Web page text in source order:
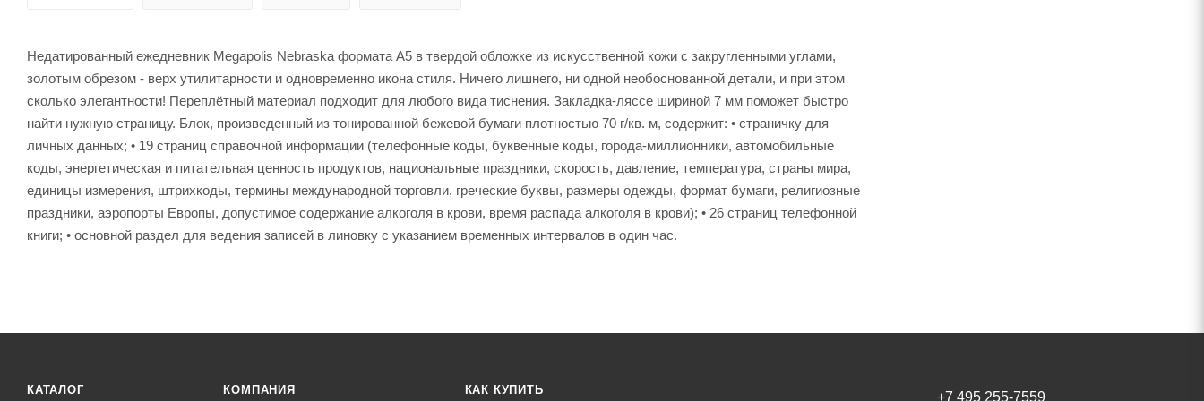
Недатированный ежедневник Megapolis Nebraska формата А5 в твердой обложке из искусственной кожи с закругленными углами,
золотым обрезом - верх утилитарности и одновременно икона стиля. Ничего лишнего, ни одной необоснованной детали, и при этом
сколько элегантности! Переплётный материал подходит для любого вида тиснения. Закладка-ляссе шириной 7 мм поможет быстро
найти нужную страницу. Блок, произведенный из тонированной бежевой бумаги плотностью 70 г/кв. м, содержит: • страничку для
личных данных; • 19 страниц справочной информации (телефонные коды, буквенные коды, города-миллионники, автомобильные
коды, энергетическая и питательная ценность продуктов, национальные праздники, скорость, давление, температура, страны мира,
единицы измерения, штрихкоды, термины международной торговли, греческие буквы, размеры одежды, формат бумаги, религиозные
праздники, аэропорты Европы, допустимое содержание алкоголя в крови, время распада алкоголя в крови); • 26 страниц телефонной
книги; • основной раздел для ведения записей в линовку с указанием временных интервалов в один час.
КАТАЛОГ КОМПАНИЯ КАК КУПИТЬ +7 495 255-7559